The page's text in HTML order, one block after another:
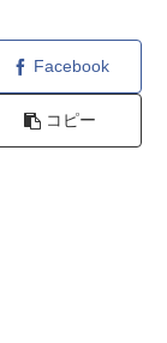
Facebook
コピー